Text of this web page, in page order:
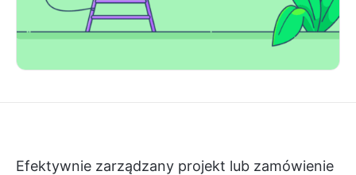
Efektywnie zarządzany projekt lub zamówienie